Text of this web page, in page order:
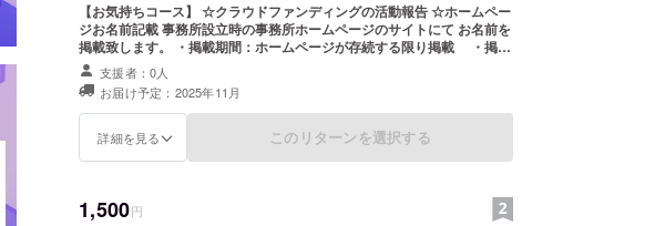
【お気持ちコース】 ☆クラウドファンディングの活動報告 ☆ホームペー
ジお名前記載 事務所設立時の事務所ホームページのサイトにて お名前を
掲載致します。 ・掲載期間：ホームページが存続する限り掲載 ・掲載
方法：文字のみ、 ・注意事項：支援時、必ず備考欄に掲載を希望される
お名前をご記入ください
支援者：0人
お届け予定：2025年11月
詳細を見る このリターンを選択する
1,500円